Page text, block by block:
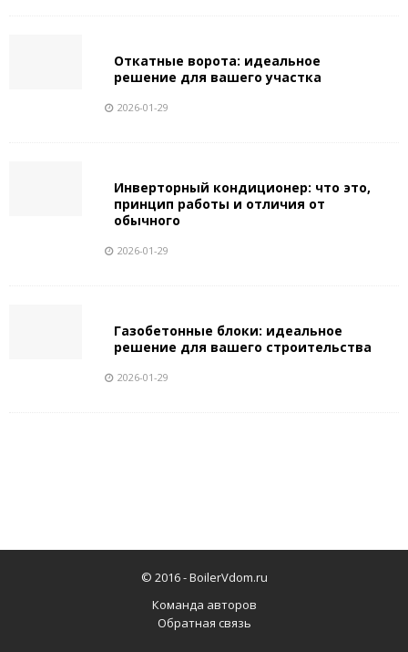
Откатные ворота: идеальное
решение для вашего участка
2026-01-29
Инверторный кондиционер: что это,
принцип работы и отличия от
обычного
2026-01-29
Газобетонные блоки: идеальное
решение для вашего строительства
2026-01-29
© 2016 -BoilerVdom.ru
Команда авторов
Обратная связь